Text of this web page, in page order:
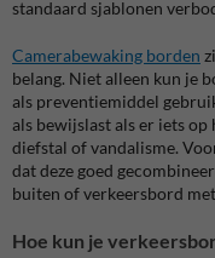
standaard sjablonen
Camerabewaking borden
belang. Niet alleen kun je
als preventiemiddel
als bewijslast als er iets
diefstal of vandalisme.
dat deze goed
buiten of verkeersbord
Hoe kun je